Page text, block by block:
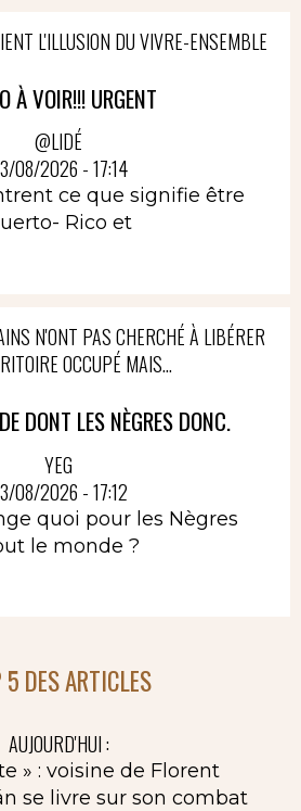
L'ILLUSION DU VIVRE-ENSEMBLE
À VOIR!!! URGENT
@LIDÉ
08/2026 - 17:14
ce que signifie être
Rico et
N'ONT PAS CHERCHÉ À LIBÉRER
OCCUPÉ MAIS...
DONT LES NÈGRES DONC.
YEG
08/2026 - 17:12
quoi pour les Nègres
le monde ?
5 DES ARTICLES
AUJOURD'HUI :
» : voisine de Florent
se livre sur son combat